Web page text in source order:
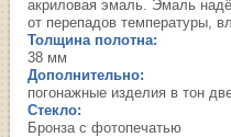
акриловая эмаль. Эмаль
от перепадов температуры,
Толщина полотна:
38 мм
Дополнительно:
погонажные изделия в тон
Стекло:
Бронза с фотопечатью